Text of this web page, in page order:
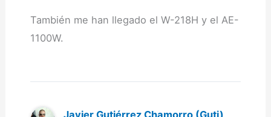
También me han llegado el W-218H y el AE-
1100W.
Javier Gutiérrez Chamorro (Guti)